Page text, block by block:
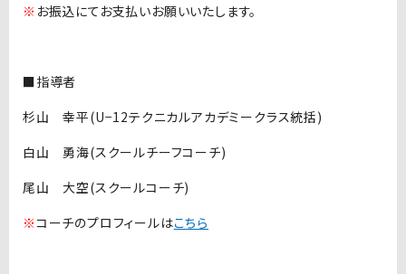
※ お振込にてお支払いお願いいたします。
■指導者
杉山 幸平(U−12テクニカルアカデミークラス統括)
白山 勇海(スクールチーフコーチ)
尾山 大空(スクールコーチ)
※コーチのプロフィールはこちら